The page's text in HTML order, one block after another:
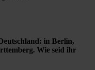
in Berlin,
Wie seid ihr